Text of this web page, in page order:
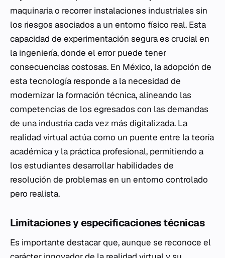
maquinaria o recorrer instalaciones industriales sin
los riesgos asociados a un entorno físico real. Esta
capacidad de experimentación segura es crucial en
la ingeniería, donde el error puede tener
consecuencias costosas. En México, la adopción de
esta tecnología responde a la necesidad de
modernizar la formación técnica, alineando las
competencias de los egresados con las demandas
de una industria cada vez más digitalizada. La
realidad virtual actúa como un puente entre la teoría
académica y la práctica profesional, permitiendo a
los estudiantes desarrollar habilidades de
resolución de problemas en un entorno controlado
pero realista.
Limitaciones y especificaciones técnicas
Es importante destacar que, aunque se reconoce el